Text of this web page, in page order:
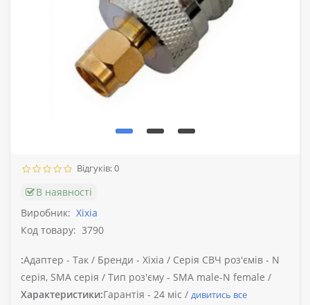
Відгуків: 0
В наявності
Виробник: Xixia
Код товару: 3790
:Адаптер - Так / Бренди - Xixia / Серія СВЧ роз'ємів - N
серія, SMA серія / Тип роз'єму - SMA male-N female /
Характеристики:Гарантія - 24 міс / дивитись все